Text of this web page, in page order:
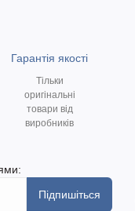
Гарантія якості
Тільки
оригінальні
товари від
виробників
Підпишіться